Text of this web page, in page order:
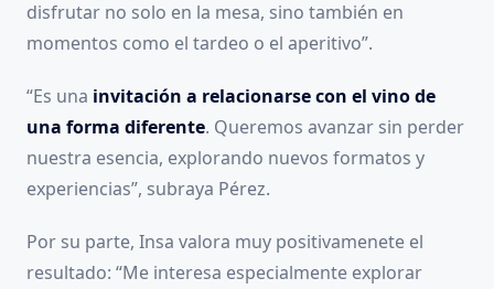
disfrutar no solo en la mesa, sino también en
momentos como el tardeo o el aperitivo”.
“Es una invitación a relacionarse con el vino de
una forma diferente. Queremos avanzar sin perder
nuestra esencia, explorando nuevos formatos y
experiencias”, subraya Pérez.
Por su parte, Insa valora muy positivamenete el
resultado: “Me interesa especialmente explorar